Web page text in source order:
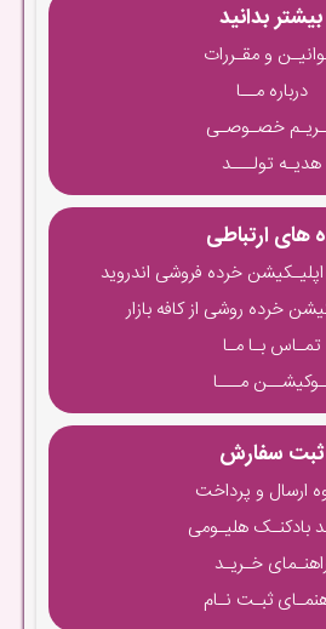
بیشتر بدانید
و مقـررات
درباره مــا
خصـوصـی
هدیـه تولـــد
های ارتباطی
خرده فروشی اندروید
خرده روشی از کافه بازار
تمـاس بـا مـا
مـــا
ثبت سفارش
ارسال و پرداخت
بادکنـک هلیـومی
خـریـد
ثبـت نـام